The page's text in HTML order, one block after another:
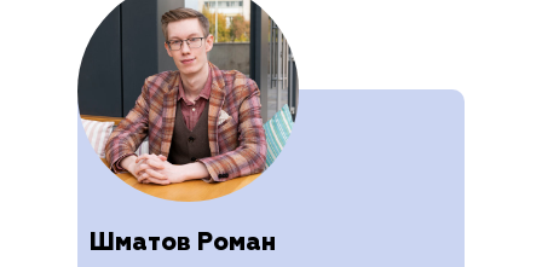
Шматов Роман